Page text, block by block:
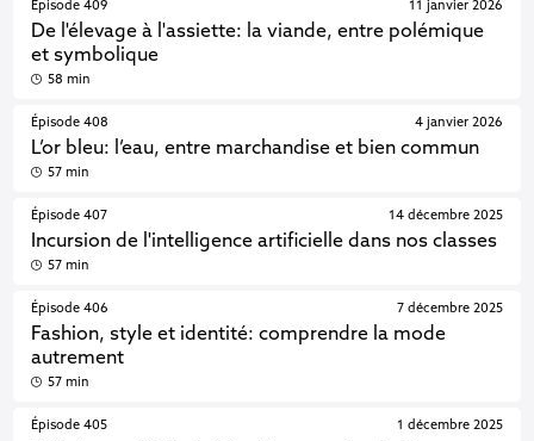
Épisode 409
De l'élevage à l'assiette: la viande, entre polémique
et symbolique
11 janvier 2026
58 min
Épisode 408
L’or bleu: l’eau, entre marchandise et bien commun
4 janvier 2026
57 min
Épisode 407
Incursion de l'intelligence artificielle dans nos classes
14 décembre 2025
57 min
Épisode 406
Fashion, style et identité: comprendre la mode
autrement
7 décembre 2025
57 min
Épisode 405 1 décembre 2025